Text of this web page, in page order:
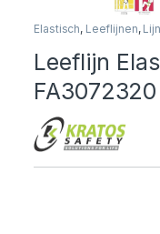
Elastisch, Leeflijnen,
Leeflijn
FA3072320